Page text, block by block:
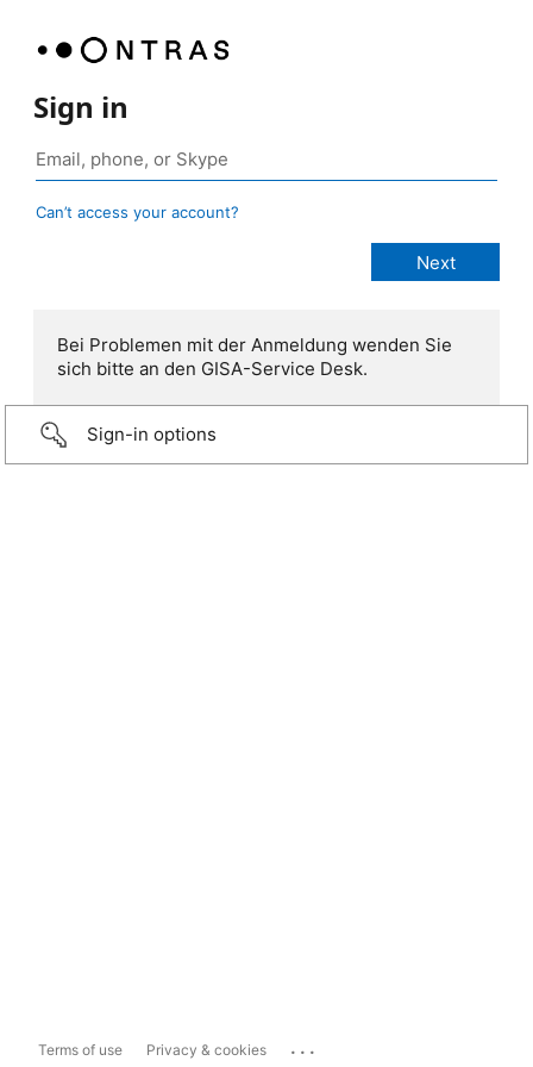
Sign in
Can’t access your account?
Bei Problemen mit der Anmeldung wenden Sie
sich bitte an den GISA-Service Desk.
Sign-in options
Terms of use Privacy & cookies ...